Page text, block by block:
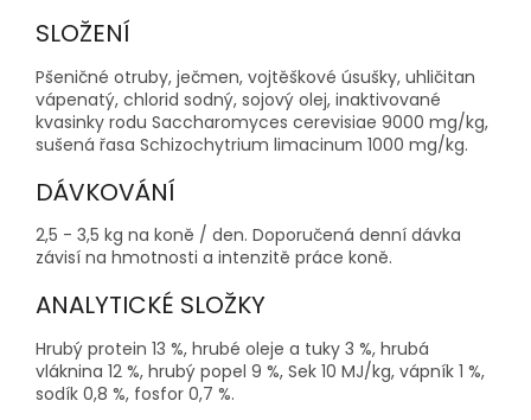
SLOŽENÍ
Pšeničné otruby, ječmen, vojtěškové úsušky, uhličitan
vápenatý, chlorid sodný, sojový olej, inaktivované
kvasinky rodu Saccharomyces cerevisiae 9000 mg/kg,
sušená řasa Schizochytrium limacinum 1000 mg/kg.
DÁVKOVÁNÍ
2,5 - 3,5 kg na koně / den. Doporučená denní dávka
závisí na hmotnosti a intenzitě práce koně.
ANALYTICKÉ SLOŽKY
Hrubý protein 13 %, hrubé oleje a tuky 3 %, hrubá
vláknina 12 %, hrubý popel 9 %, Sek 10 MJ/kg, vápník 1 %,
sodík 0,8 %, fosfor 0,7 %.